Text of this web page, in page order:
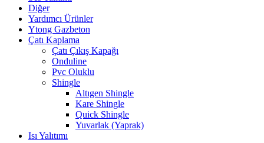
Diğer
Yardımcı Ürünler
Ytong Gazbeton
Çatı Kaplama
Çatı Çıkış Kapağı
Onduline
Pvc Oluklu
Shingle
Altıgen Shingle
Kare Shingle
Quick Shingle
Yuvarlak (Yaprak)
Isı Yalıtımı